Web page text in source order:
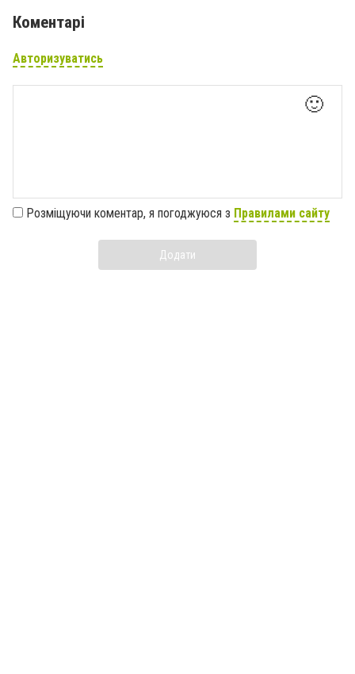
Коментарі
Авторизуватись
🙂
Розміщуючи коментар, я погоджуюся з Правилами сайту
Додати